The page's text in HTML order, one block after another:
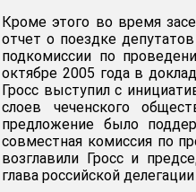
Кроме этого во время
отчет о поездке
подкомиссии по
октябре 2005 года в
Гросс выступил с
слоев чеченского
предложение было
совместная комиссия по
возглавили Гросс и
глава российской